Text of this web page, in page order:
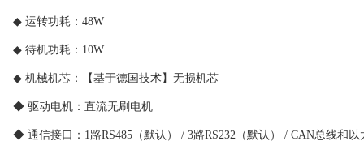
◆ 运转功耗：48W
◆ 待机功耗：10W
◆ 机械机芯：【基于德国技术】无损机芯
◆ 驱动电机：直流无刷电机
◆ 通信接口：1路RS485（默认） / 3路RS232（默认） / CAN总线和以